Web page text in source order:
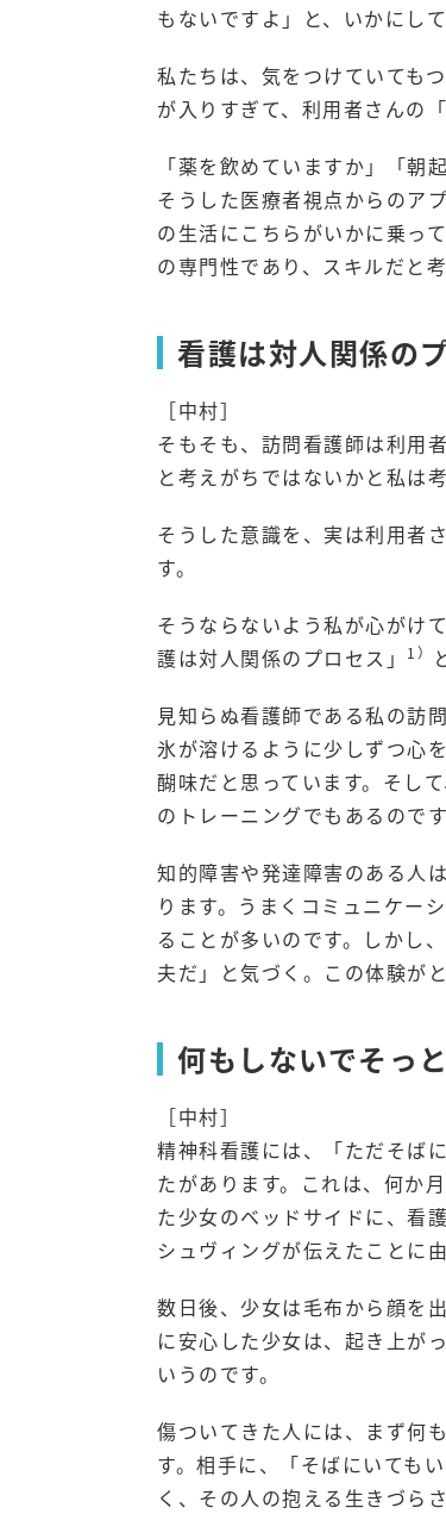
もないですよ」と、いかにし
私たちは、気をつけていても
が入りすぎて、利用者さんの
「薬を飲めていますか」「朝
そうした医療者視点からのア
の生活にこちらがいかに乗っ
の専門性であり、スキルだと考
看護は対人関係の
［中村］
そもそも、訪問看護師は利用
と考えがちではないかと私は考
そうした意識を、実は利用者
す。
そうならないよう私が心がけ
護は対人関係のプロセス」
1）
見知らぬ看護師である私の訪
氷が溶けるように少しずつ心
醐味だと思っています。そし
のトレーニングでもあるのです
知的障害や発達障害のある人
ります。うまくコミュニケー
ることが多いのです。しかし
夫だ」と気づく。この体験が
何もしないでそっ
［中村］
精神科看護には、「ただそば
たがあります。これは、何か
た少女のベッドサイドに、看
シュヴィングが伝えたことに由
数日後、少女は毛布から顔を
に安心した少女は、起き上が
いうのです。
傷ついてきた人には、まず何
す。相手に、「そばにいても
く、その人の抱える生きづら